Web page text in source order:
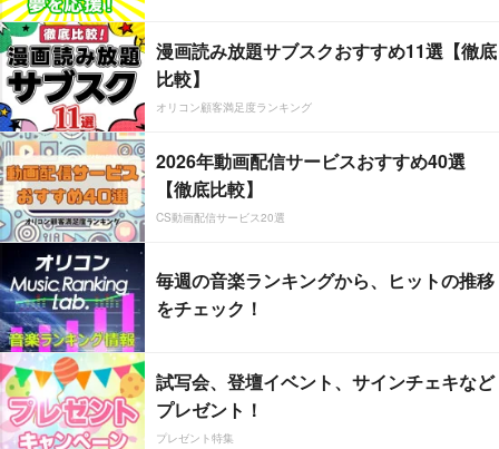
漫画読み放題サブスクおすすめ11選【徹底
比較】
オリコン顧客満足度ランキング
2026年動画配信サービスおすすめ40選
【徹底比較】
CS動画配信サービス20選
毎週の音楽ランキングから、ヒットの推移
をチェック！
試写会、登壇イベント、サインチェキなど
プレゼント！
プレゼント特集